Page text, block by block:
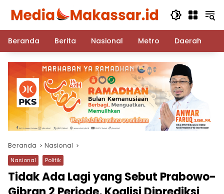
Beranda
Berita Nasional Metro Daerah
Beranda Nasional
Nasional Politik
Tidak Ada Lagi yang Sebut Prabowo-